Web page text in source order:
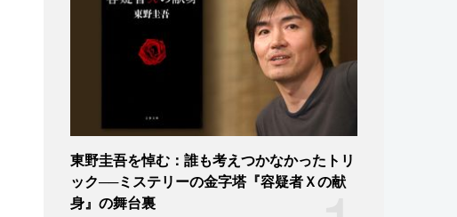
東野圭吾を悼む：誰も考えつかなかったトリ
ック──ミステリーの金字塔『容疑者Ｘの献
身』の舞台裏